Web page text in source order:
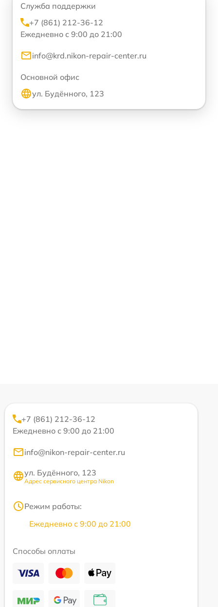
Служба поддержки
+7 (861) 212-36-12
Ежедневно с 9:00 до 21:00
info@krd.nikon-repair-center.ru
Основной офис
ул. Будённого, 123
+7 (861) 212-36-12
Ежедневно с 9:00 до 21:00
info@nikon-repair-center.ru
ул. Будённого, 123
Адрес сервисного центра Nikon
Режим работы:
Ежедневно с 9:00 до 21:00
Способы оплаты